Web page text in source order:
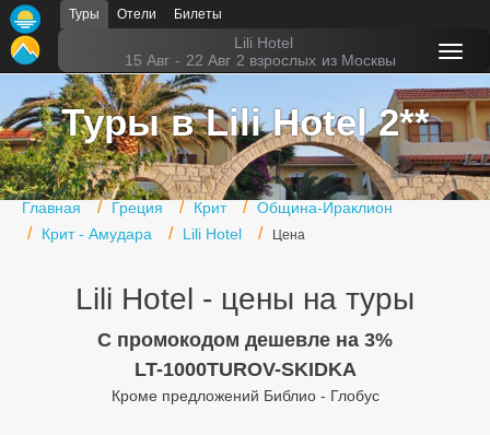
Туры Отели Билеты
Lili Hotel
15 Авг - 22 Авг 2 взрослых из Москвы
Туры в Lili Hotel 2**
Главная Греция Крит
Община-Ираклион
Крит - Амудара
Lili Hotel Цена
Lili Hotel - цены на туры
C промокодом дешевле на 3%
LT-1000TUROV-SKIDKA
Кроме предложений Библио - Глобус
Главная
Горящие туры
Туры в Турцию
Туры в Египет
Помощь
Подборки отелей